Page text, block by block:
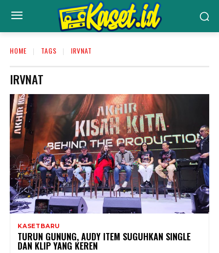
HOME TAGS IRVNAT
IRVNAT
KASETBARU
TURUN GUNUNG, AUDY ITEM SUGUHKAN SINGLE
DAN KLIP YANG KEREN